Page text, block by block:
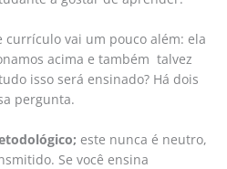
currículo vai um pouco além: ela
acima e também talvez
isso será ensinado? Há dois
pergunta.
este nunca é neutro,
Se você ensina